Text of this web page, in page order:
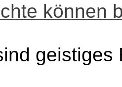
können